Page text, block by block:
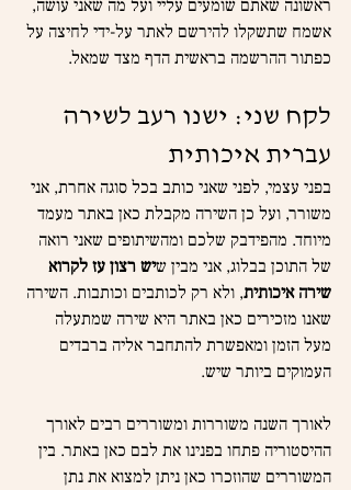
ראשונה שאתם שומעים עליי ועל מה שאני עושה,
אשמח שתשקלו להירשם לאתר על-ידי לחיצה על
כפתור ההרשמה בראשית הדף מצד שמאל.
לקח שני: ישנו רעב לשירה
עברית איכותית
בפני עצמי, לפני שאני כותב בכל סוגה אחרת, אני
משורר, ועל כן השירה מקבלת כאן באתר מעמד
מיוחד. מהפידבק שלכם ומהשיתופים שאני רואה
של התוכן בבלוג, אני מבין שיש רצון עז לקרוא
שירה איכותית, ולא רק לכותבים וכותבות. השירה
שאנו מזכירים כאן באתר היא שירה שמתעלה
מעל הזמן ומאפשרת להתחבר אליה ברבדים
העמוקים ביותר שיש.
לאורך השנה משוררות ומשוררים רבים לאורך
ההיסטוריה פתחו בפנינו את לבם כאן באתר. בין
המשוררים שהוזכרו כאן ניתן למצוא את נתן